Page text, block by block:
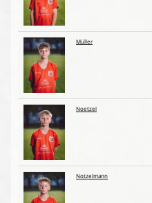
Müller
Noetzel
Notzelmann